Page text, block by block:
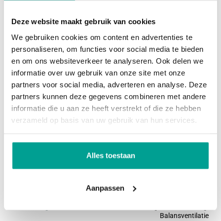
Deze website maakt gebruik van cookies
We gebruiken cookies om content en advertenties te
personaliseren, om functies voor social media te bieden
en om ons websiteverkeer te analyseren. Ook delen we
informatie over uw gebruik van onze site met onze
partners voor social media, adverteren en analyse. Deze
partners kunnen deze gegevens combineren met andere
informatie die u aan ze heeft verstrekt of die ze hebben
verzameld op basis van uw gebruik van hun services.
Alles toestaan
Aanpassen
ook de cv-installatie.
De achtertuin is royaal en biedt volop ruimte om te
genieten van het buitenleven.
Achterin vindt je een berging voor fietsen en
tuingereedschap, en een handige achterom.
inbouwkast en een balkon op de middagzon (incl.
schitterende zonsondergangen). Aan de
Dak
Overig
Permanente bewoning
Onderhoud binnen Goed
Balansventilatie